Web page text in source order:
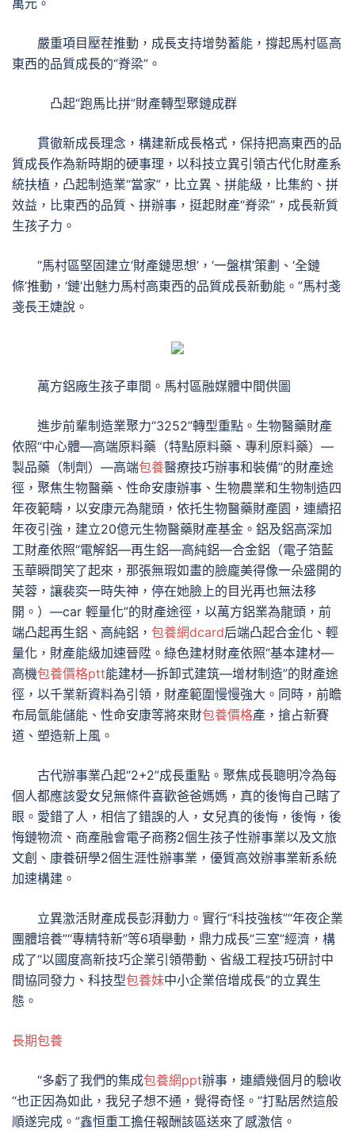
萬元。
嚴重項目壓茬推動，成長支持增勢蓄能，撐起馬村區高
東西的品質成長的“脊梁”。
凸起“跑馬比拼”財產轉型聚鏈成群
貫徹新成長理念，構建新成長格式，保持把高東西的品
質成長作為新時期的硬事理，以科技立異引領古代化財產系
統扶植，凸起制造業“當家”，比立異、拼能級，比集約、拼
效益，比東西的品質、拼辦事，挺起財產“脊梁”，成長新質
生孩子力。
“馬村區堅固建立‘財產鏈思想’，‘一盤棋’策劃、‘全鏈
條’推動，‘鏈’出魅力馬村高東西的品質成長新動能。”馬村戔
戔長王婕說。
萬方鋁廠生孩子車間。馬村區融媒體中間供圖
進步前輩制造業聚力“3252”轉型重點。生物醫藥財產
依照“中心體—高端原料藥（特點原料藥、專利原料藥）—
製品藥（制劑）—高端包養醫療技巧辦事和裝備”的財產途
徑，聚焦生物醫藥、性命安康辦事、生物農業和生物制造四
年夜範疇，以安康元為龍頭，依托生物醫藥財產園，連續招
年夜引強，建立20億元生物醫藥財產基金。鋁及鋁高深加
工財產依照“電解鋁—再生鋁—高純鋁—合金鋁（電子箔藍
玉華瞬間笑了起來，那張無瑕如畫的臉龐美得像一朵盛開的
芙蓉，讓裴奕一時失神，停在她臉上的目光再也無法移
開。）—car 輕量化”的財產途徑，以萬方鋁業為龍頭，前
端凸起再生鋁、高純鋁， 包養網dcard后端凸起合金化、輕
量化，財產能級加速晉陞。綠色建材財產依照“基本建材—
高機包養價格ptt能建材—拆卸式建筑—增材制造”的財產途
徑，以千業新資料為引領，財產範圍慢慢強大。同時，前瞻
布局氫能儲能、性命安康等將來財包養價格產，搶占新賽
道、塑造新上風。
古代辦事業凸起“2+2”成長重點。聚焦成長聰明冷為每
個人都應該愛女兒無條件喜歡爸爸媽媽，真的後悔自己瞎了
眼。愛錯了人，相信了錯誤的人，女兒真的後悔，後悔，後
悔鏈物流、商產融會電子商務2個生孩子性辦事業以及文旅
文創、康養研學2個生涯性辦事業，優質高效辦事業新系統
加速構建。
立異激活財產成長彭湃動力。實行“科技強核”“年夜企業
團體培養”“專精特新”等6項舉動，鼎力成長“三室”經濟，構
成了“以國度高新技巧企業引領帶動、省級工程技巧研討中
間協同發力、科技型包養妹中小企業倍增成長”的立異生
態。
長期包養
“多虧了我們的集成包養網ppt辦事，連續幾個月的驗收
“也正因為如此，我兒子想不通，覺得奇怪。”打點居然這般
順遂完成。”鑫恒重工擔任報酬該區送來了感激信。